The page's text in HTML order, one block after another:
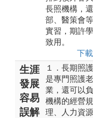
長照機構，
部、醫策會
實習，期許
致用。
下
生涯
發展
容易
誤解
１．長期照
是專門照護
業，還可以
機構的經營
理、人力資